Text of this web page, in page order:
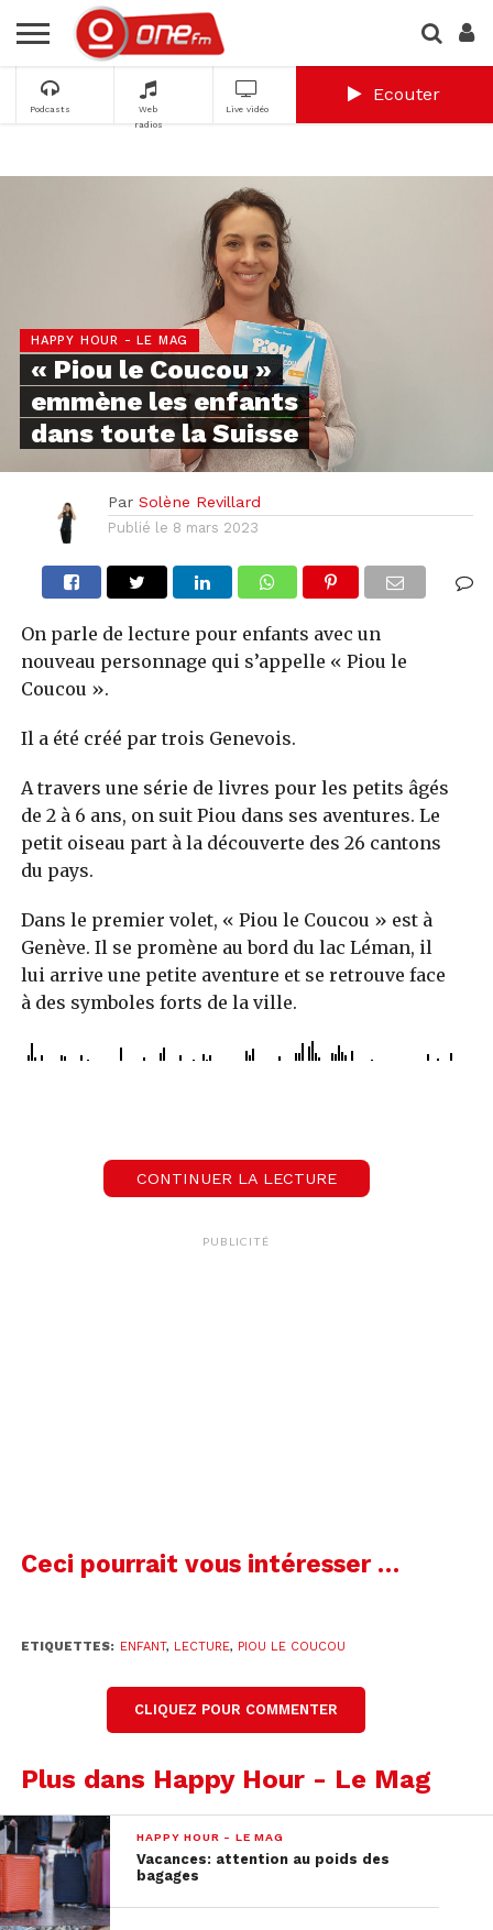
Podcasts
Web
radios
Live vidéo
Ecouter
HAPPY HOUR - LE MAG
« Piou le Coucou »
emmène les enfants
dans toute la Suisse
Par Solène Revillard
Publié le 8 mars 2023
On parle de lecture pour enfants avec un
nouveau personnage qui s’appelle « Piou le
Coucou ».
Il a été créé par trois Genevois.
A travers une série de livres pour les petits âgés
de 2 à 6 ans, on suit Piou dans ses aventures. Le
petit oiseau part à la découverte des 26 cantons
du pays.
Dans le premier volet, « Piou le Coucou » est à
Genève. Il se promène au bord du lac Léman, il
lui arrive une petite aventure et se retrouve face
à des symboles forts de la ville.
Le Mag de l'Happy Hour
CONTINUER LA LECTURE
PUBLICITÉ
Ceci pourrait vous intéresser …
ETIQUETTES: ENFANT, LECTURE, PIOU LE COUCOU
CLIQUEZ POUR COMMENTER
Plus dans Happy Hour - Le Mag
HAPPY HOUR - LE MAG
Vacances: attention au poids des
bagages